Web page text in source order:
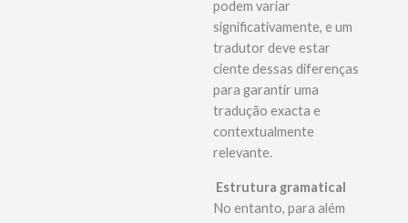
terminologias jurídicas
podem variar
significativamente, e um
tradutor deve estar
ciente dessas diferenças
para garantir uma
tradução exacta e
contextualmente
relevante.
Estrutura gramatical